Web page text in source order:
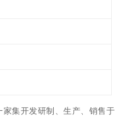
集开发研制、生产、销售于